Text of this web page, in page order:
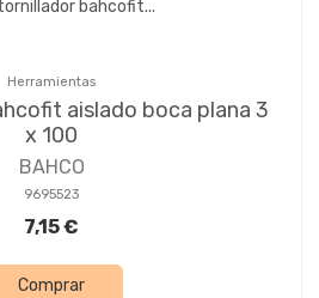
Herramientas
aislado boca plana 3
x 100
BAHCO
9695523
7,15 €
Comprar